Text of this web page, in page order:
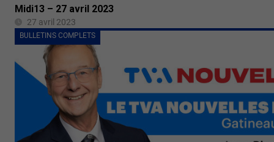
Midi13 – 27 avril 2023
27 avril 2023
BULLETINS COMPLETS